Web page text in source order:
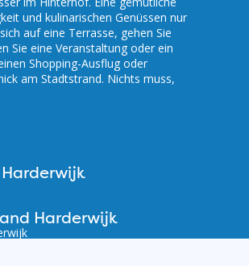
und kulinarischen Genüssen nur
auf eine Terrasse, gehen Sie
Sie eine Veranstaltung oder ein
Shopping-Ausflug oder
am Stadtstrand. Nichts muss,
Harderwijk